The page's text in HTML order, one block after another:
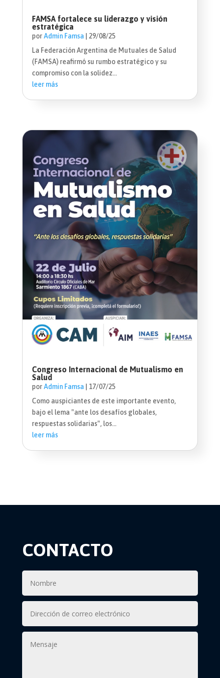
FAMSA fortalece su liderazgo y visión
estratégica
porAdmin Famsa
29/08/25
La Federación Argentina de Mutuales de Salud
(FAMSA) reafirmó su rumbo estratégico y su
compromiso con la solidez...
leer más
Congreso Internacional de Mutualismo en
Salud
porAdmin Famsa
17/07/25
Como auspiciantes de este importante evento,
bajo el lema "ante los desafíos globales,
respuestas solidarias", los...
leer más
CONTACTO